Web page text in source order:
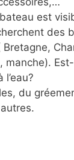
est
des
manche).
du